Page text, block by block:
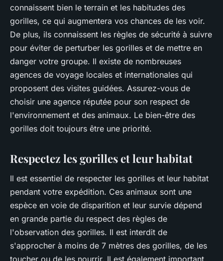
connaissent bien le terrain et les habitudes des
gorilles, ce qui augmentera vos chances de les voir.
De plus, ils connaissent les règles de sécurité à suivre
pour éviter de perturber les gorilles et de mettre en
danger votre groupe. Il existe de nombreuses
agences de voyage locales et internationales qui
proposent des visites guidées. Assurez-vous de
choisir une agence réputée pour son respect de
l'environnement et des animaux. Le bien-être des
gorilles doit toujours être une priorité.
Respectez les gorilles et leur habitat
Il est essentiel de respecter les gorilles et leur habitat
pendant votre expédition. Ces animaux sont une
espèce en voie de disparition et leur survie dépend
en grande partie du respect des règles de
l'observation des gorilles. Il est interdit de
s'approcher à moins de 7 mètres des gorilles, de les
toucher ou de les nourrir. Il est également important